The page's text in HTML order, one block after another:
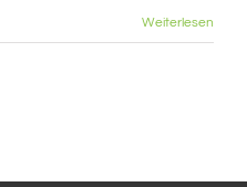
Weiterlesen